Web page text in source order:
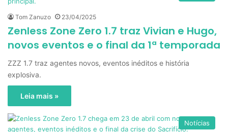
Tom Zanuzo 23/04/2025
Zenless Zone Zero 1.7 traz Vivian e Hugo,
novos eventos e o final da 1ª temporada
ZZZ 1.7 traz agentes novos, eventos inéditos e história
explosiva.
Leia mais »
Notícias